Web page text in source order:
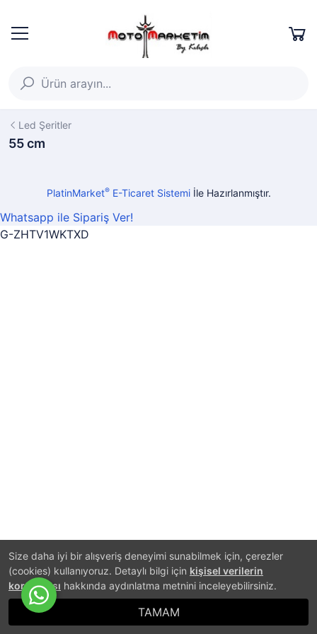
Size daha iyi bir alışveriş deneyimi sunabilmek için, çerezler
(cookies) kullanıyoruz. Detaylı bilgi için kişisel verilerin
korunması hakkında aydınlatma metnini inceleyebilirsiniz.
TAMAM
Led Şeritler
55 cm
PlatinMarket®E-Ticaret Sistemiİle Hazırlanmıştır.
Whatsapp ile Sipariş Ver!
G-ZHTV1WKTXD